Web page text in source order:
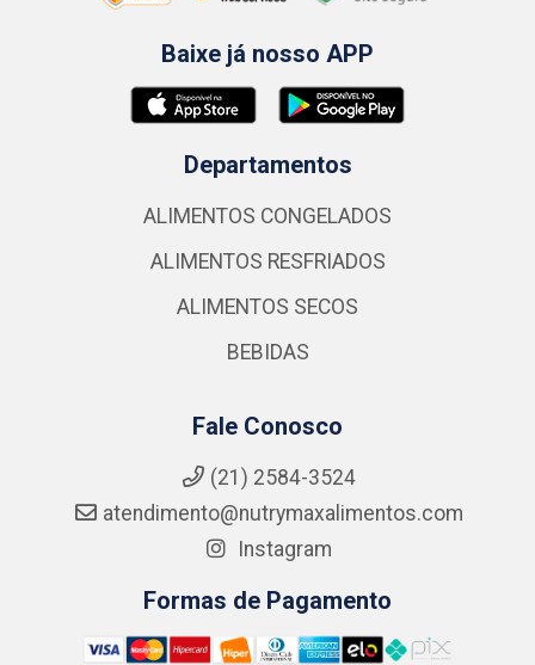
Baixe já nosso APP
Departamentos
ALIMENTOS CONGELADOS
ALIMENTOS RESFRIADOS
ALIMENTOS SECOS
BEBIDAS
Fale Conosco
(21) 2584-3524
atendimento@nutrymaxalimentos.com
Instagram
Formas de Pagamento